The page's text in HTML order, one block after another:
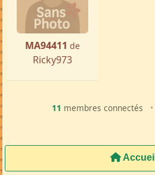
MA94411 de
Ricky973
11 membres connectés •
Accueil